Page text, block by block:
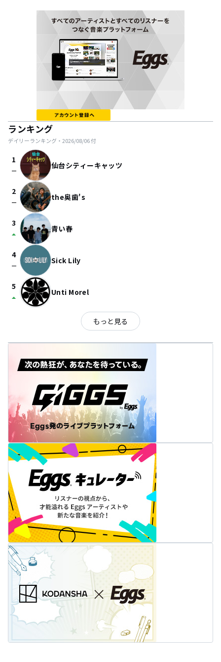
ランキング
デイリーランキング・ 2026/08/06付
1
check_indeterminate_small 仙台シティーキャッツ
2
check_indeterminate_small the奥歯's
3
arrow_drop_up 青い春
4
check_indeterminate_small Sick Lily
5
arrow_drop_up Unti Morel
もっと見る